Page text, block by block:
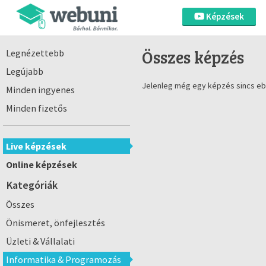
Képzések
Legnézettebb
Legújabb
Minden ingyenes
Minden fizetős
Live képzések
Online képzések
Kategóriák
Összes
Önismeret, önfejlesztés
Üzleti & Vállalati
Informatika & Programozás
Összes képzés
Jelenleg még egy képzés sincs